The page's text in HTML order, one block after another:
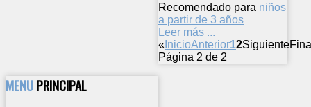
Recomendado para niños
a partir de 3 años
Leer más ...
« InicioAnterior12Siguiente
Página 2 de 2
MENUPRINCIPAL